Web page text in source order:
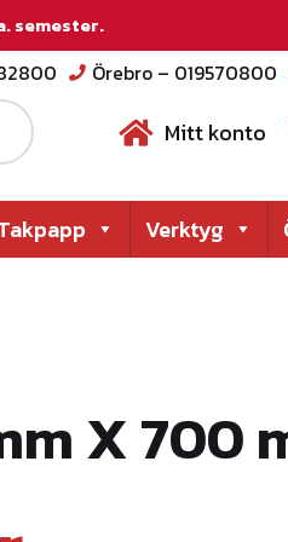
semester.
Örebro – 019570800
Mitt konto
Verktyg
X 700